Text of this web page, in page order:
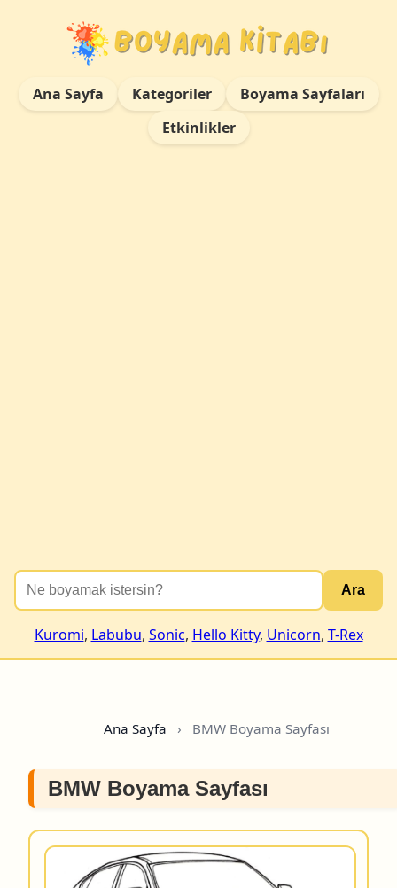
Ana Sayfa Kategoriler
Boyama Sayfaları
Etkinlikler
Ara
Kuromi, Labubu, Sonic, Hello Kitty, Unicorn, T-Rex
Ana Sayfa › BMW Boyama Sayfası
BMW Boyama Sayfası